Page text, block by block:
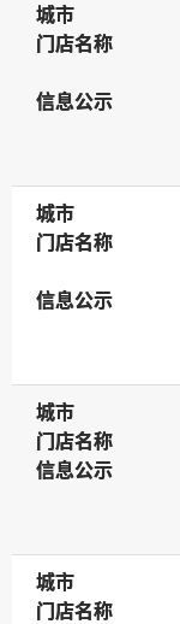
城市
城市
门店名称
门店名称
信息公示
信息公示
城市
城市
门店名称
门店名称
信息公示
信息公示
城市
城市
门店名称
门店名称
信息公示
信息公示
城市
城市
门店名称
门店名称